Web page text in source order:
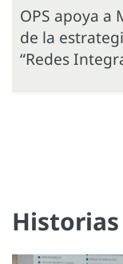
OPS apoya a
de la
“Redes
Historias